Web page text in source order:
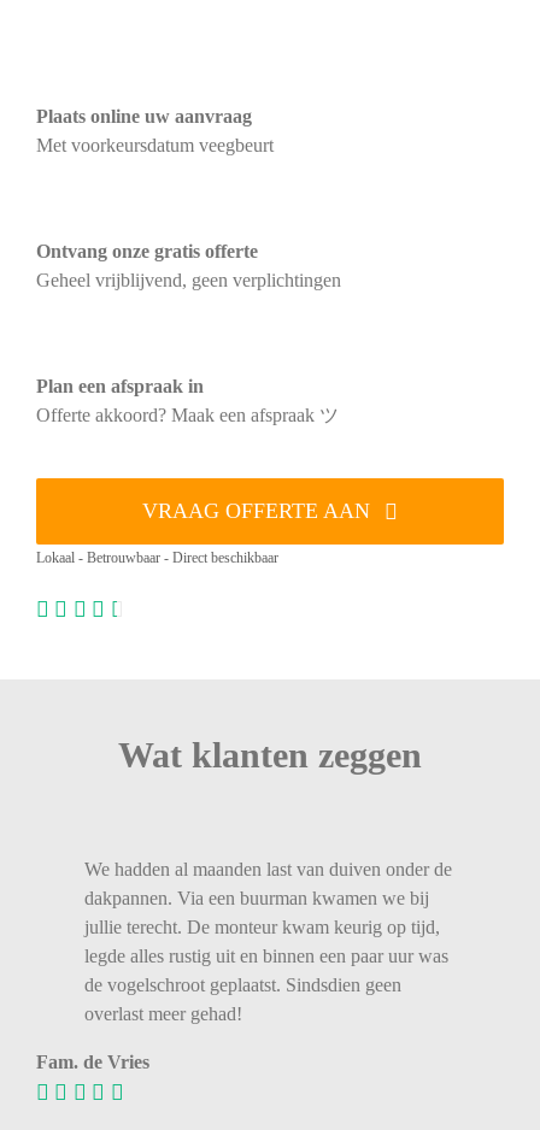
Plaats online uw aanvraag
Met voorkeursdatum veegbeurt
Ontvang onze gratis offerte
Geheel vrijblijvend, geen verplichtingen
Plan een afspraak in
Offerte akkoord? Maak een afspraak ツ
VRAAG OFFERTE AAN
Lokaal - Betrouwbaar - Direct beschikbaar
Wat klanten zeggen
We hadden al maanden last van duiven onder de
dakpannen. Via een buurman kwamen we bij
jullie terecht. De monteur kwam keurig op tijd,
legde alles rustig uit en binnen een paar uur was
de vogelschroot geplaatst. Sindsdien geen
overlast meer gehad!
Fam. de Vries